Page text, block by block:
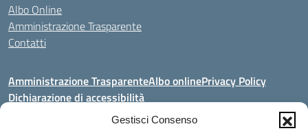
Gestisci Consenso
Albo Online
Amministrazione Trasparente
Contatti
Amministrazione TrasparenteAlbo onlinePrivacy Policy
Dichiarazione di accessibilità